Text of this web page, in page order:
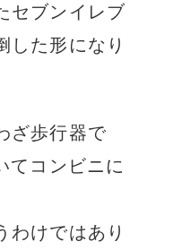
セブンイレブ
した形になり
ざ歩行器で
てコンビニに
わけではあり